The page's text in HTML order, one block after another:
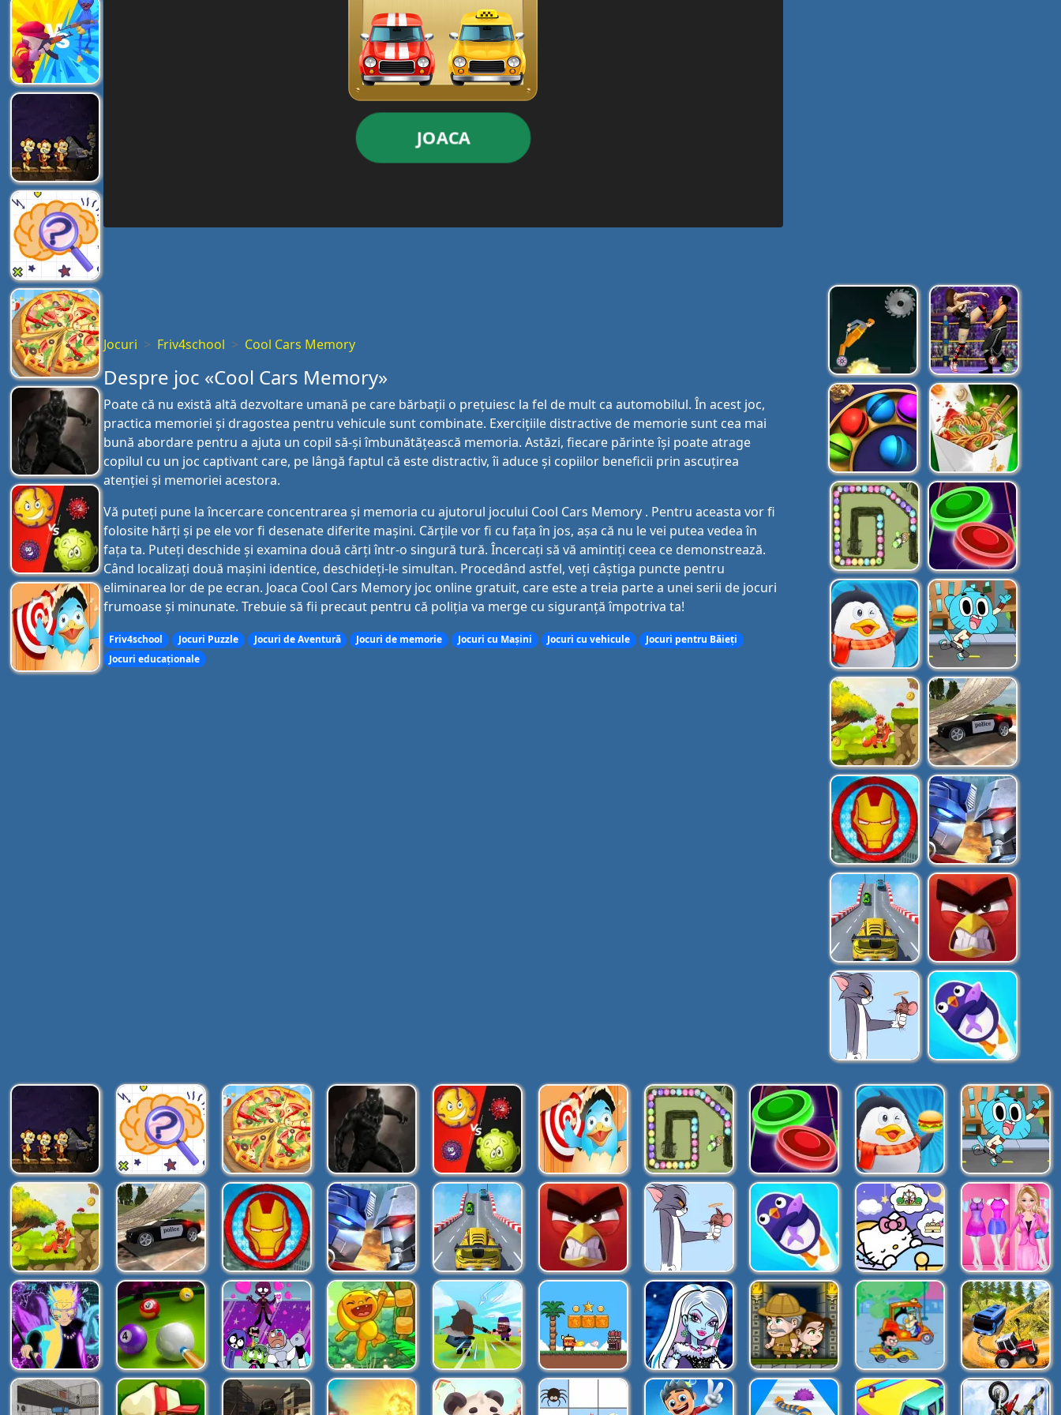
JOACA
Jocuri Friv4school Cool Cars Memory
Despre joc «Cool Cars Memory»
Poate că nu există altă dezvoltare umană pe care bărbații o prețuiesc la fel de mult ca automobilul. În acest joc,
practica memoriei și dragostea pentru vehicule sunt combinate. Exercițiile distractive de memorie sunt cea mai
bună abordare pentru a ajuta un copil să-și îmbunătățească memoria. Astăzi, fiecare părinte își poate atrage
copilul cu un joc captivant care, pe lângă faptul că este distractiv, îi aduce și copiilor beneficii prin ascuțirea
atenției și memoriei acestora.
Vă puteți pune la încercare concentrarea și memoria cu ajutorul jocului Cool Cars Memory . Pentru aceasta vor fi
folosite hărți și pe ele vor fi desenate diferite mașini. Cărțile vor fi cu fața în jos, așa că nu le vei putea vedea în
fața ta. Puteți deschide și examina două cărți într-o singură tură. Încercați să vă amintiți ceea ce demonstrează.
Când localizați două mașini identice, deschideți-le simultan. Procedând astfel, veți câștiga puncte pentru
eliminarea lor de pe ecran. Joaca Cool Cars Memory joc online gratuit, care este a treia parte a unei serii de jocuri
frumoase și minunate. Trebuie să fii precaut pentru că poliția va merge cu siguranță împotriva ta!
Friv4school Jocuri Puzzle Jocuri de Aventură Jocuri de memorie Jocuri cu Mașini Jocuri cu vehicule
Jocuri pentru Băieți
Jocuri educaționale